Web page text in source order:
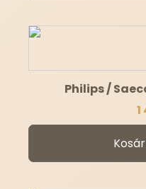
Philips /
1